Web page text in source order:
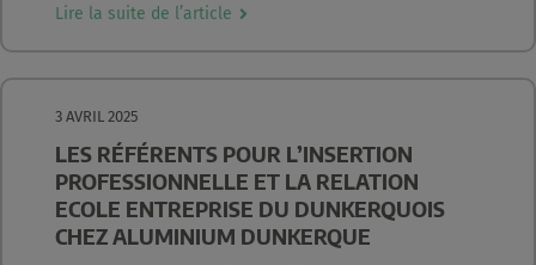
Lire la suite de l’article
3 AVRIL 2025
LES RÉFÉRENTS POUR L’INSERTION
PROFESSIONNELLE ET LA RELATION
ECOLE ENTREPRISE DU DUNKERQUOIS
CHEZ ALUMINIUM DUNKERQUE